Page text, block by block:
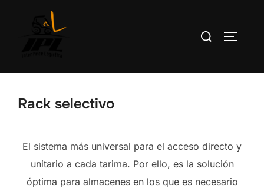
Buscar:
Rack selectivo
El sistema más universal para el acceso directo y
unitario a cada tarima. Por ello, es la solución
óptima para almacenes en los que es necesario